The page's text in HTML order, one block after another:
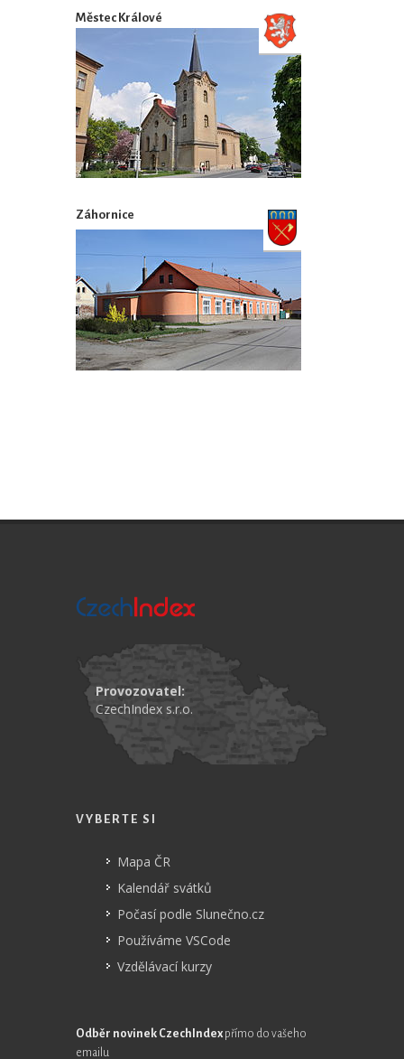
Městec Králové
Záhornice
Provozovatel:
CzechIndex s.r.o.
VYBERTE SI
Mapa ČR
Kalendář svátků
Počasí podle Slunečno.cz
Používáme VSCode
Vzdělávací kurzy
Odběr novinek CzechIndex přímo do vašeho
emailu